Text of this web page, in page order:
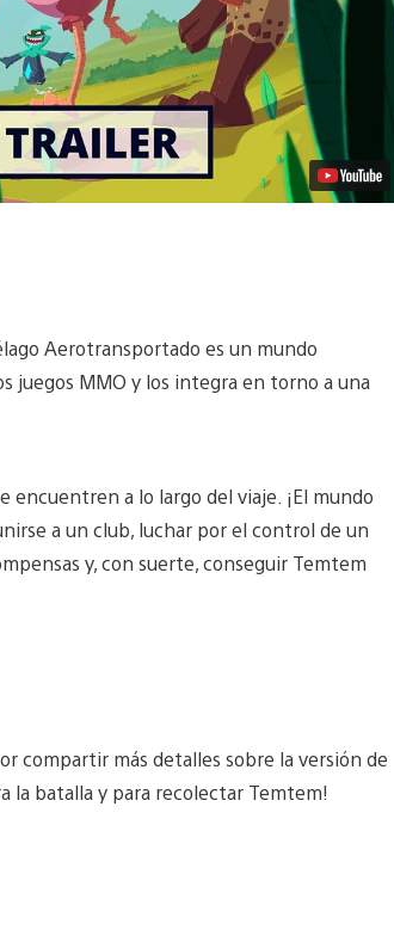
Aerotransportado es un mundo
juegos MMO y los integra en torno a una
a lo largo del viaje. ¡El mundo
a un club, luchar por el control de un
y, con suerte, conseguir Temtem
compartir más detalles sobre la versión de
la batalla y para recolectar Temtem!